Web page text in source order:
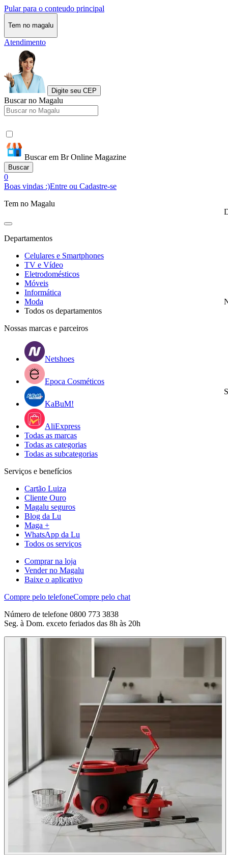
Pular para o conteudo principal
Tem no magalu
Atendimento
Digite seu CEP
Buscar no Magalu
Buscar em Br Online Magazine
Buscar
0
Boas vindas :)Entre ou Cadastre-se
Tem no Magalu
Departamentos
Celulares e Smartphones
TV e Vídeo
Eletrodomésticos
Móveis
Informática
Moda
Todos os departamentos
Nossas marcas e parceiros
Netshoes
Epoca Cosméticos
KaBuM!
AliExpress
Todas as marcas
Todas as categorias
Todas as subcategorias
Serviços e benefícios
Cartão Luiza
Cliente Ouro
Magalu seguros
Blog da Lu
Maga +
WhatsApp da Lu
Todos os serviços
Comprar na loja
Vender no Magalu
Baixe o aplicativo
Compre pelo telefoneCompre pelo chat
Número de telefone 0800 773 3838
Seg. à Dom. exceto feriados das 8h às 20h